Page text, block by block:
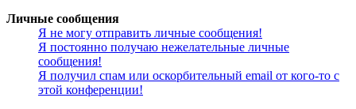
Личные сообщения
Я не могу отправить личные сообщения!
Я постоянно получаю нежелательные личные
сообщения!
Я получил спам или оскорбительный email от кого-то с
этой конференции!